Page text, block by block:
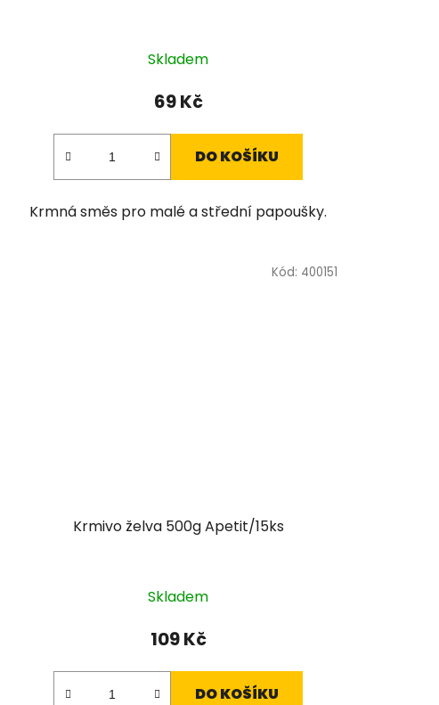
Skladem
69 Kč
DO KOŠÍKU
Krmná směs pro malé a střední papoušky.
Krmivo želva 500g Apetit/15ks
Skladem
109 Kč
DO KOŠÍKU
Kód: 400151